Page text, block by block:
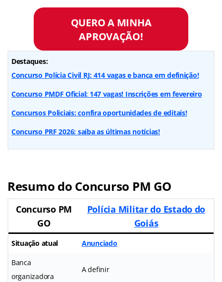
QUERO A MINHA
APROVAÇÃO!
Destaques:
Concurso Polícia Civil RJ: 414 vagas e banca em definição!
Concurso PMDF Oficial: 147 vagas! Inscrições em fevereiro
Concursos Policiais: confira oportunidades de editais!
Concurso PRF 2026: saiba as últimas notícias!
Resumo do Concurso PM GO
Concurso PM
GO
Polícia Militar do Estado do
Goiás
Situação atual Anunciado
Banca
organizadora
A definir